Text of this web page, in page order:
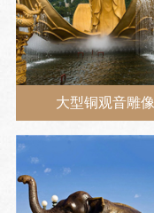
大型铜观音雕像